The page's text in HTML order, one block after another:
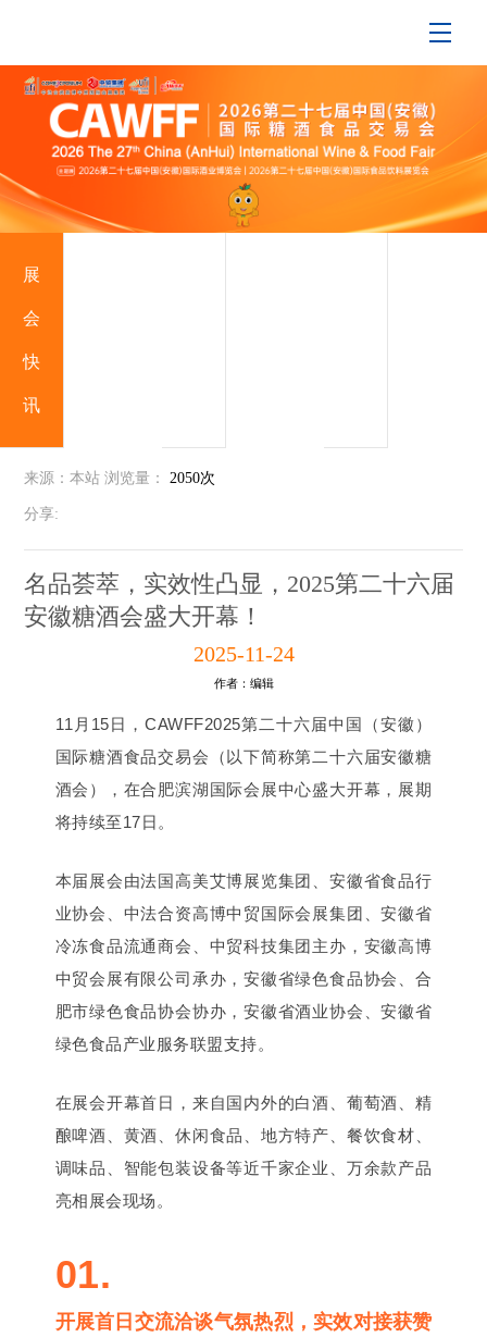
展
会
快
讯
来源：本站 浏览量： 2050次
分享:
名品荟萃，实效性凸显，2025第二十六届
安徽糖酒会盛大开幕！
2025-11-24
作者：编辑
11月15日，CAWFF2025第二十六届中国（安徽）
国际糖酒食品交易会（以下简称第二十六届安徽糖
酒会），在合肥滨湖国际会展中心盛大开幕，展期
将持续至17日。
本届展会由法国高美艾博展览集团、安徽省食品行
业协会、中法合资高博中贸国际会展集团、安徽省
冷冻食品流通商会、中贸科技集团主办，安徽高博
中贸会展有限公司承办，安徽省绿色食品协会、合
肥市绿色食品协会协办，安徽省酒业协会、安徽省
绿色食品产业服务联盟支持。
在展会开幕首日，来自国内外的白酒、葡萄酒、精
酿啤酒、黄酒、休闲食品、地方特产、餐饮食材、
调味品、智能包装设备等近千家企业、万余款产品
亮相展会现场。
01.
开展首日交流洽谈气氛热烈，实效对接获赞